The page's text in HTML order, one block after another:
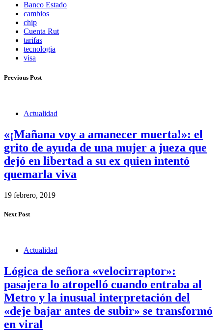
Banco Estado
cambios
chip
Cuenta Rut
tarifas
tecnologia
visa
Previous Post
Actualidad
«¡Mañana voy a amanecer muerta!»: el
grito de ayuda de una mujer a jueza que
dejó en libertad a su ex quien intentó
quemarla viva
19 febrero, 2019
Next Post
Actualidad
Lógica de señora «velocirraptor»:
pasajera lo atropelló cuando entraba al
Metro y la inusual interpretación del
«deje bajar antes de subir» se transformó
en viral